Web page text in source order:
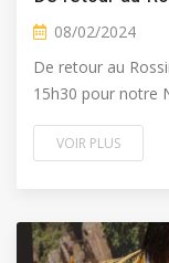
08/02/2024
De retour au
15h30 pour notre
VOIR PLUS